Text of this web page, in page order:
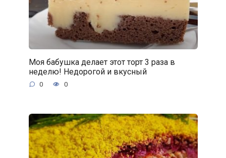
Моя бабушка делает этот торт 3 раза в
неделю! Недорогой и вкусный
0 0